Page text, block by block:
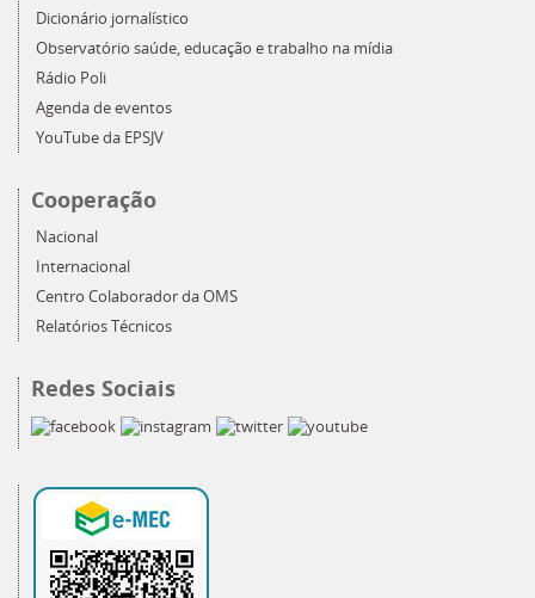
Dicionário jornalístico
Observatório saúde, educação e trabalho na mídia
Rádio Poli
Agenda de eventos
YouTube da EPSJV
Cooperação
Nacional
Internacional
Centro Colaborador da OMS
Relatórios Técnicos
Redes Sociais